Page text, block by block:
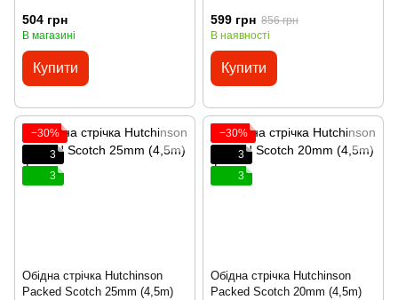
504 грн
В магазині
Купити
599 грн 856 грн
В наявності
Купити
−30%
3
3
Обідна стрічка Hutchinson
Packed Scotch 25mm (4,5m)
−30%
3
3
Обідна стрічка Hutchinson
Packed Scotch 20mm (4,5m)